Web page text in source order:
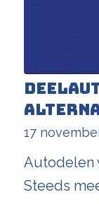
17
Autodelen
Steeds